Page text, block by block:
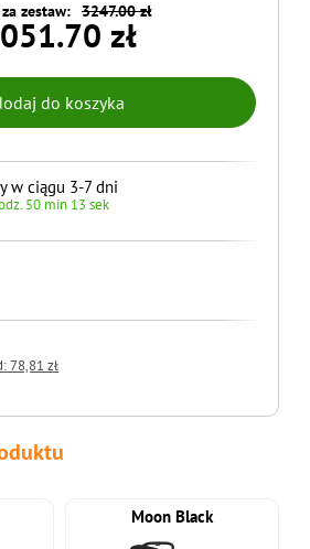
3247.00 zł
zestaw:
zł
w ciągu 3-7 dni
50 min 12 sek
78,81 zł
Moon Black